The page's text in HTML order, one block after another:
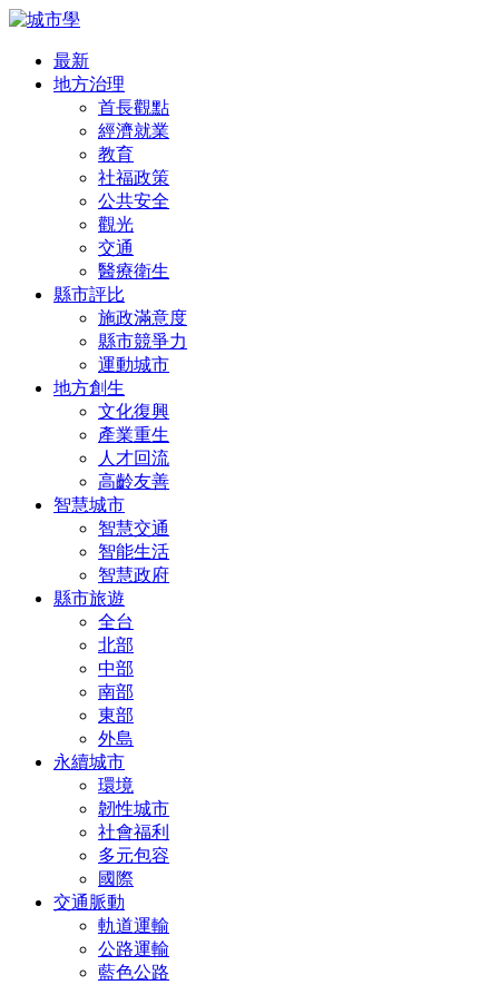
最新
地方治理
首長觀點
經濟就業
教育
社福政策
公共安全
觀光
交通
醫療衛生
縣市評比
施政滿意度
縣市競爭力
運動城市
地方創生
文化復興
產業重生
人才回流
高齡友善
智慧城市
智慧交通
智能生活
智慧政府
縣市旅遊
全台
北部
中部
南部
東部
外島
永續城市
環境
韌性城市
社會福利
多元包容
國際
交通脈動
軌道運輸
公路運輸
藍色公路